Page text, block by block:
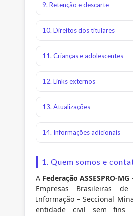
9. Retenção e descarte
10. Direitos dos titulares
11. Crianças e adolescentes
12. Links externos
13. Atualizações
14. Informações adicionais
1. Quem somos e
A Federação ASSESPRO-MG
Empresas Brasileiras
Informação – Seccional
entidade civil sem fins